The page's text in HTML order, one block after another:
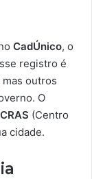
CadÚnico, o
registro é
mas outros
O
CRAS (Centro
cidade.